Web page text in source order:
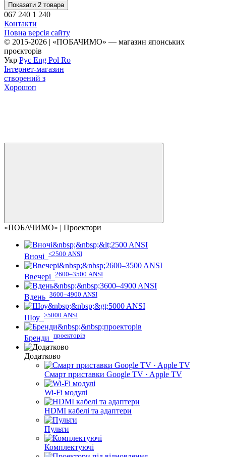
Показати 2 товара
067 240 1 240
Контакти
Повна версія сайту
© 2015-2026 | «ПОБАЧИМО» — магазин японських
проєкторів
Укр Рус Eng Pol Ro
Інтернет-магазин
створений з
Хорошоп
«ПОБАЧИМО» | Проектори
Вночі <2500 ANSI
Ввечері 2600–3500 ANSI
Вдень 3600–4900 ANSI
Шоу >5000 ANSI
Бренди проекторів
Додатково
Смарт приставки Google TV · Apple TV
Wi-Fi модулі
HDMI кабелі та адаптери
Пульти
Комплектуючі